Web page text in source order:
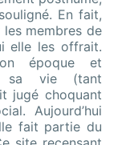
En fait,
les membres de
elle les offrait.
époque et
sa vie (tant
jugé choquant
Aujourd’hui
fait partie du